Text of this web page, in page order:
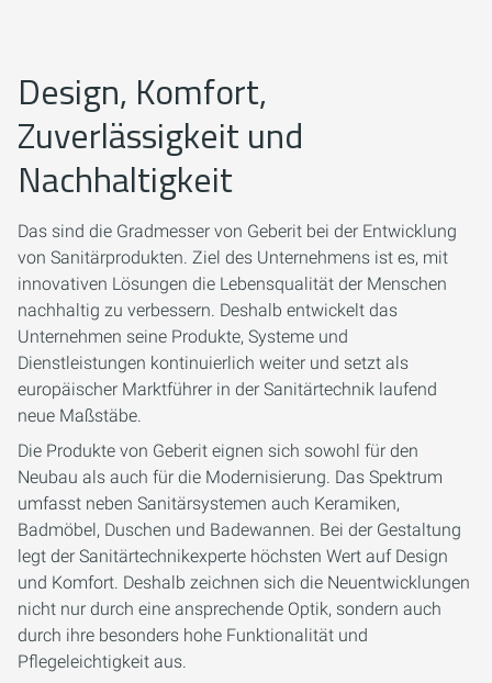
Design, Komfort,
Zuverlässigkeit und
Nachhaltigkeit
Das sind die Gradmesser von Geberit bei der Entwicklung
von Sanitärprodukten. Ziel des Unternehmens ist es, mit
innovativen Lösungen die Lebensqualität der Menschen
nachhaltig zu verbessern. Deshalb entwickelt das
Unternehmen seine Produkte, Systeme und
Dienstleistungen kontinuierlich weiter und setzt als
europäischer Marktführer in der Sanitärtechnik laufend
neue Maßstäbe.
Die Produkte von Geberit eignen sich sowohl für den
Neubau als auch für die Modernisierung. Das Spektrum
umfasst neben Sanitärsystemen auch Keramiken,
Badmöbel, Duschen und Badewannen. Bei der Gestaltung
legt der Sanitärtechnikexperte höchsten Wert auf Design
und Komfort. Deshalb zeichnen sich die Neuentwicklungen
nicht nur durch eine ansprechende Optik, sondern auch
durch ihre besonders hohe Funktionalität und
Pflegeleichtigkeit aus.